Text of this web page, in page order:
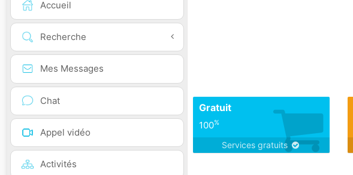
Accueil
Recherche
Mes Messages
Chat
Appel vidéo
Activités
Gratuit
100%
Services gratuits